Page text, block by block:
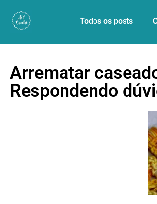
Todos os posts
Arrematar
Respondendo